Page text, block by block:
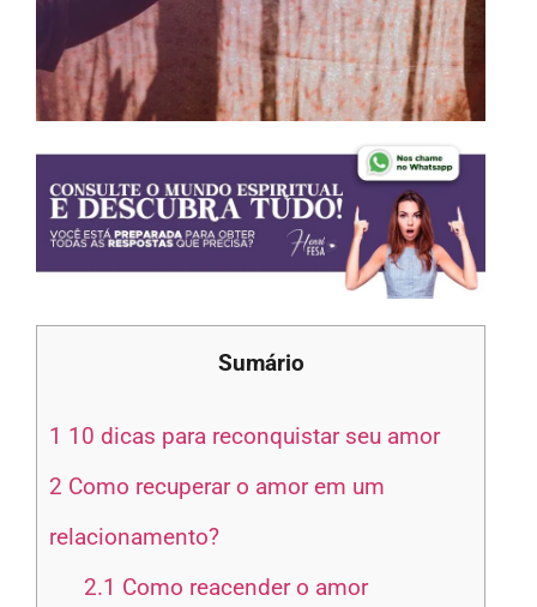
Sumário
1 10 dicas para reconquistar seu amor
2 Como recuperar o amor em um
relacionamento?
2.1 Como reacender o amor